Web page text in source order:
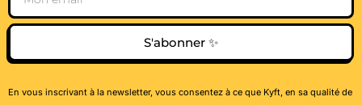
S'abonner ✨
En vous inscrivant à la newsletter, vous consentez à ce que Kyft, en sa qualité de